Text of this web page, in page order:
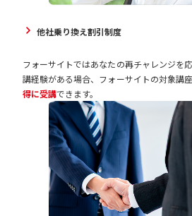
他社乗り換え割引制度
フォーサイトではあなたの再チャレンジを
講経験がある場合、フォーサイトの対象講
得に受講できます。